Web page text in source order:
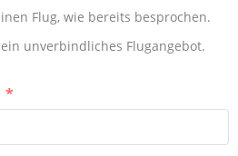
Flug, wie bereits besprochen.
unverbindliches Flugangebot.